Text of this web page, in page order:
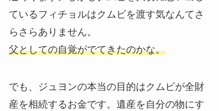
ているフィチョルはクムビを渡す気なんてさ
らさらありません。
父としての自覚がでてきたのかな。
でも、ジュヨンの本当の目的はクムビが全財
産を相続するお金です。遺産を自分の物にす